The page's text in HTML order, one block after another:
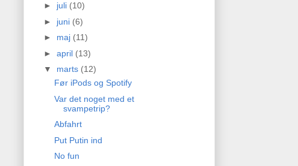
► juli (10)
► juni (6)
► maj (11)
► april (13)
▼ marts (12)
Før iPods og Spotify
Var det noget med et
svampetrip?
Abfahrt
Put Putin ind
No fun